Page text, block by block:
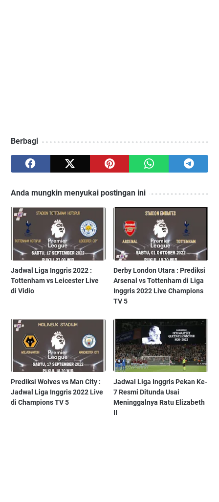
Berbagi
Anda mungkin menyukai postingan ini
Jadwal Liga Inggris 2022 :
Tottenham vs Leicester Live
di Vidio
Derby London Utara : Prediksi
Arsenal vs Tottenham di Liga
Inggris 2022 Live Champions
TV 5
Prediksi Wolves vs Man City :
Jadwal Liga Inggris 2022 Live
di Champions TV 5
Jadwal Liga Inggris Pekan Ke-
7 Resmi Ditunda Usai
Meninggalnya Ratu Elizabeth
II